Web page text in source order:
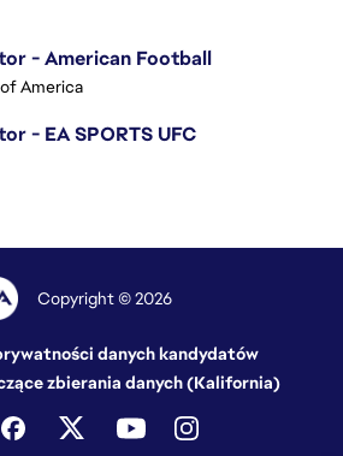
- American Football
America
- EA SPORTS UFC
Copyright © 2026
danych kandydatów
zbierania danych (Kalifornia)